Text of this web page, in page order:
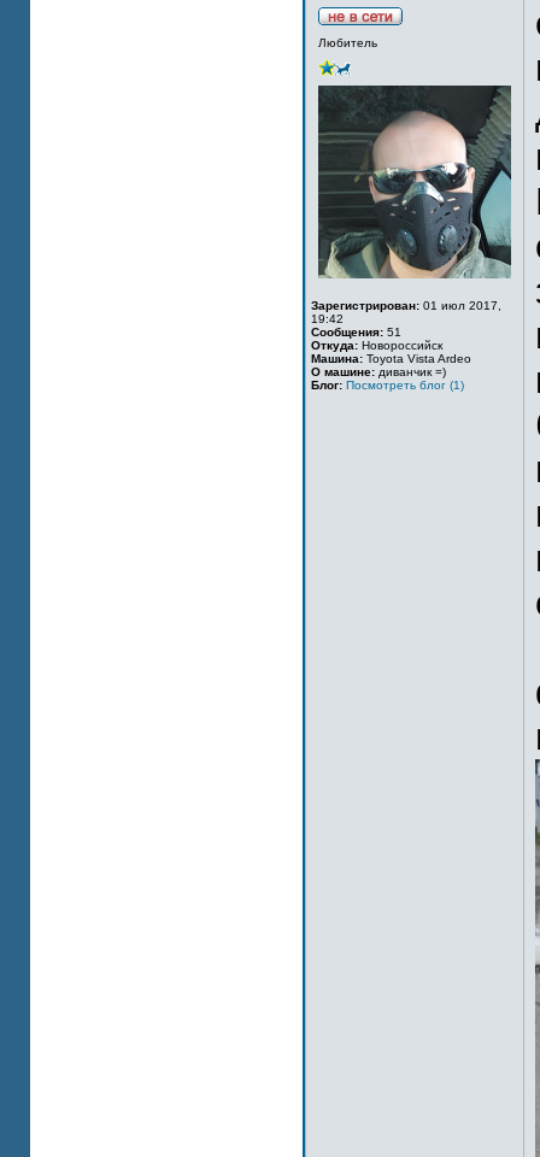
Любитель
Зарегистрирован: 01 июл 2017,
19:42
Сообщения: 51
Откуда: Новороссийск
Машина: Toyota Vista Ardeo
О машине: диванчик =)
Блог: Посмотреть блог (1)